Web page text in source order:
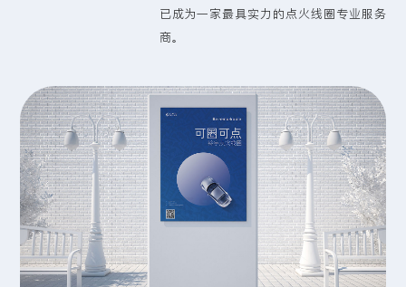
已成为一家最具实力的点火线圈专业服务
商。